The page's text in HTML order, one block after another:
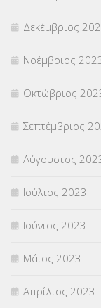
Δεκέμβριος
Νοέμβριος
Οκτώβριος
Σεπτέμβριος
Αύγουστος
Ιούλιος 2023
Ιούνιος 2023
Μάιος 2023
Απρίλιος 2023